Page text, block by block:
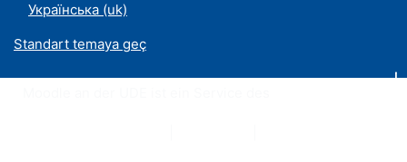
Українська ‎(uk)‎
Standart temaya geç